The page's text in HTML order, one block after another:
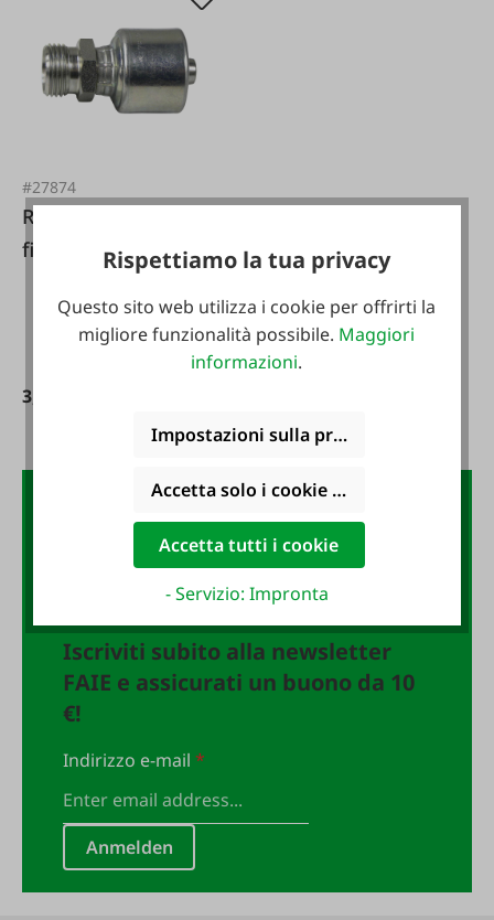
#27874
Raccordo con
filettatura esterna
serie leggera
3,90 €*
buono da 10 €
Iscriviti subito alla newsletter
FAIE e assicurati un buono da 10
€!
Indirizzo e-mail*
Anmelden
Rispettiamo la tua privacy
Questo sito web utilizza i cookie per offrirti la
migliore funzionalità possibile. Maggiori
informazioni.
Impostazioni sulla privacy
Accetta solo i cookie funzionali
Accetta tutti i cookie
- Servizio: Impronta